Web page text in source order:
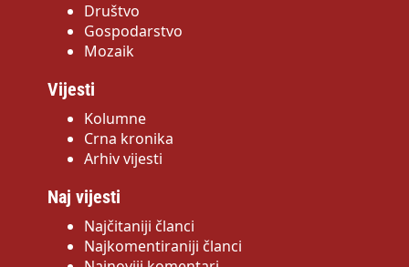
Društvo
Gospodarstvo
Mozaik
Vijesti
Kolumne
Crna kronika
Arhiv vijesti
Naj vijesti
Najčitaniji članci
Najkomentiraniji članci